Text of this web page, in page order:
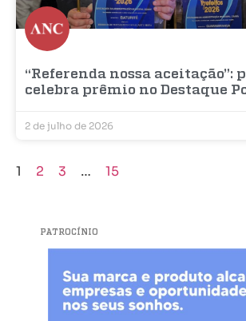
“Referenda nossa aceitação”:
celebra prêmio no Destaque
2 de julho de 2026
1 2 3 … 15
PATROCÍNIO